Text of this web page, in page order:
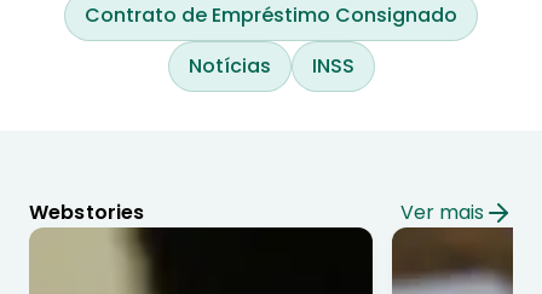
Contrato de Empréstimo Consignado
Notícias
INSS
Webstories Ver mais